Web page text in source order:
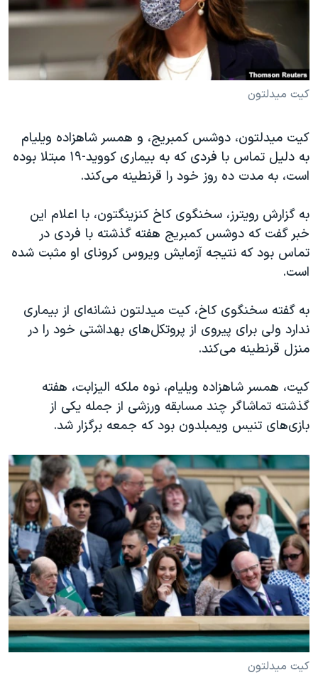
فرهنگ و زندگی
حقوق شهروندی
اقتصادی
علم و فناوری
گالری عکس
آرشیو پخش زنده
انتخابات ریاست جمهوری آمریکا ۲۰۲۴
حمله جمهوری اسلامی به اسرائیل
رمز مهسا
اعتراضات زن، زندگی، آزادی
مجموعه مستندهای دادخواهی
دادگاه حمید نوری
چهل سال گروگان‌گیری
قانون شفافیت دارائی کادر رهبری ایران
اسرائیل در جنگ
نرگس محمدی برنده جایزه نوبل صلح
صفحه‌های ویژه
سفر پرزیدنت ترامپ به چین
کیت میدلتون
کیت میدلتون، دوشس کمبریج، و همسر شاهزاده ویلیام
به دلیل تماس با فردی که به بیماری کووید-۱۹ مبتلا بوده
است، به مدت ده روز خود را قرنطینه می‌کند.
به گزارش رویترز، سخنگوی کاخ کنزینگتون، با اعلام‌ این
خبر گفت که دوشس کمبریج هفته گذشته با فردی در
تماس بود که نتیجه آزمایش ویروس کرونای او مثبت شده
است.
به گفته سخنگوی کاخ، کیت میدلتون نشانه‌ای از بیماری
ندارد ولی برای پیروی از پروتکل‌های بهداشتی خود را در
منزل قرنطینه می‌کند.
کیت، همسر شاهزاده ویلیام، نوه ملکه الیزابت، هفته
گذشته تماشاگر چند مسابقه ورزشی از جمله یکی از
بازی‌های تنیس ویمبلدون بود که جمعه برگزار شد.
کیت میدلتون